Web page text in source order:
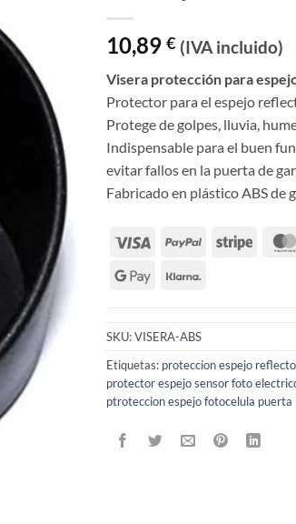
10,89 € (IVA incluido)
Visera protección para
Protector para el espejo
Protege de golpes, lluvia,
Indispensable para el buen
evitar fallos en la puerta de
Fabricado en plástico ABS de
SKU:VISERA-ABS
Etiquetas: proteccion espejo
protector espejo sensor foto
ptroteccion espejo fotocelula puerta